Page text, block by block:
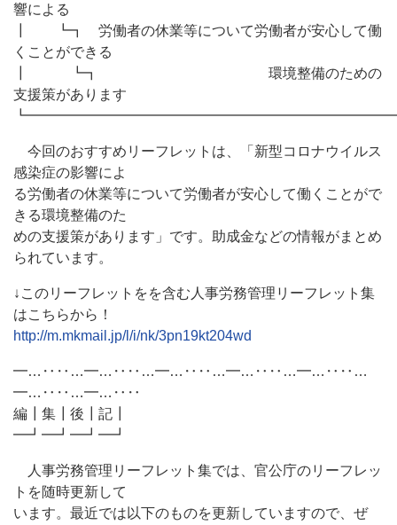
響による
┃ ┗┓ 労働者の休業等について労働者が安心して働
くことができる
┃ ┗┓ 環境整備のための
支援策があります
今回のおすすめリーフレットは、「新型コロナウイルス
感染症の影響によ
る労働者の休業等について労働者が安心して働くことがで
きる環境整備のた
めの支援策があります」です。助成金などの情報がまとめ
られています。
↓このリーフレットをを含む人事労務管理リーフレット集
はこちらから！
http://m.mkmail.jp/l/i/nk/3pn19kt204wd
━…‥‥…━…‥‥…━…‥‥…━…‥‥…━…‥‥…
━…‥‥…━…‥‥
編┃集┃後┃記┃
━┛━┛━┛━┛
人事労務管理リーフレット集では、官公庁のリーフレッ
トを随時更新して
います。最近では以下のものを更新していますので、ぜ